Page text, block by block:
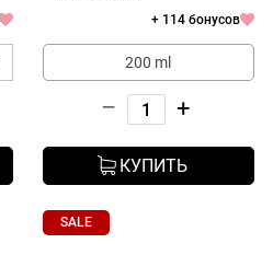
+ 114 бонусов
200 ml
– +
КУПИТЬ
SALE